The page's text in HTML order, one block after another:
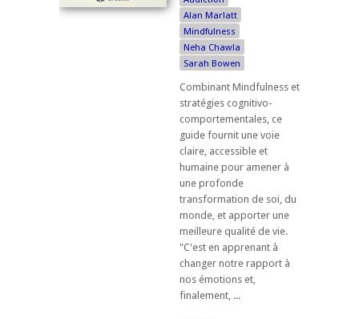
Alan Marlatt
Mindfulness
Neha Chawla
Sarah Bowen
Combinant Mindfulness et
stratégies cognitivo-
comportementales, ce
guide fournit une voie
claire, accessible et
humaine pour amener à
une profonde
transformation de soi, du
monde, et apporter une
meilleure qualité de vie.
"C'est en apprenant à
changer notre rapport à
nos émotions et,
finalement, ...